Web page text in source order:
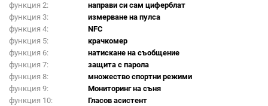
функция 2:
направи си сам циферблат
функция 3:
измерване на пулса
функция 4:
NFC
функция 5:
крачкомер
функция 6:
натискане на съобщение
функция 7:
защита с парола
функция 8:
множество спортни режими
функция 9:
Мониторинг на съня
функция 10:
Гласов асистент